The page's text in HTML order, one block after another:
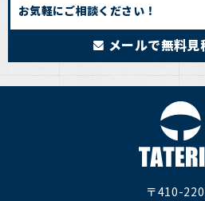
お気軽にご相談ください！
メールで無料見
〒410-